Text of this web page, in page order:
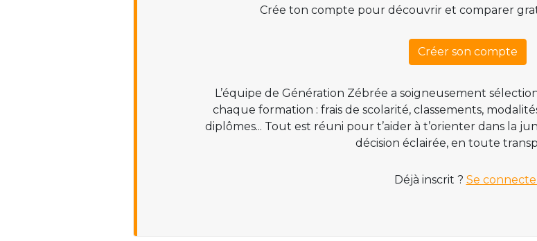
Crée ton compte pour découvrir et comparer
Créer son compte
L’équipe de Génération Zébrée a soigneusement
chaque formation : frais de scolarité, classements,
diplômes... Tout est réuni pour t’aider à t’orienter dans la
décision éclairée, en toute
Déjà inscrit ? Se